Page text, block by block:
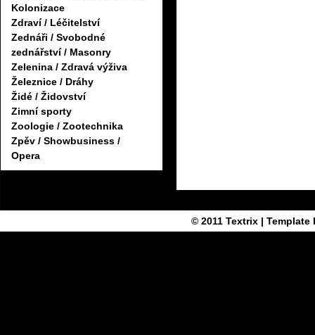
Kolonizace
Zdraví / Léčitelství
Zednáři / Svobodné
zednářství / Masonry
Zelenina / Zdravá výživa
Železnice / Dráhy
Židé / Židovství
Zimní sporty
Zoologie / Zootechnika
Zpěv / Showbusiness /
Opera
© 2011 Textrix| Template